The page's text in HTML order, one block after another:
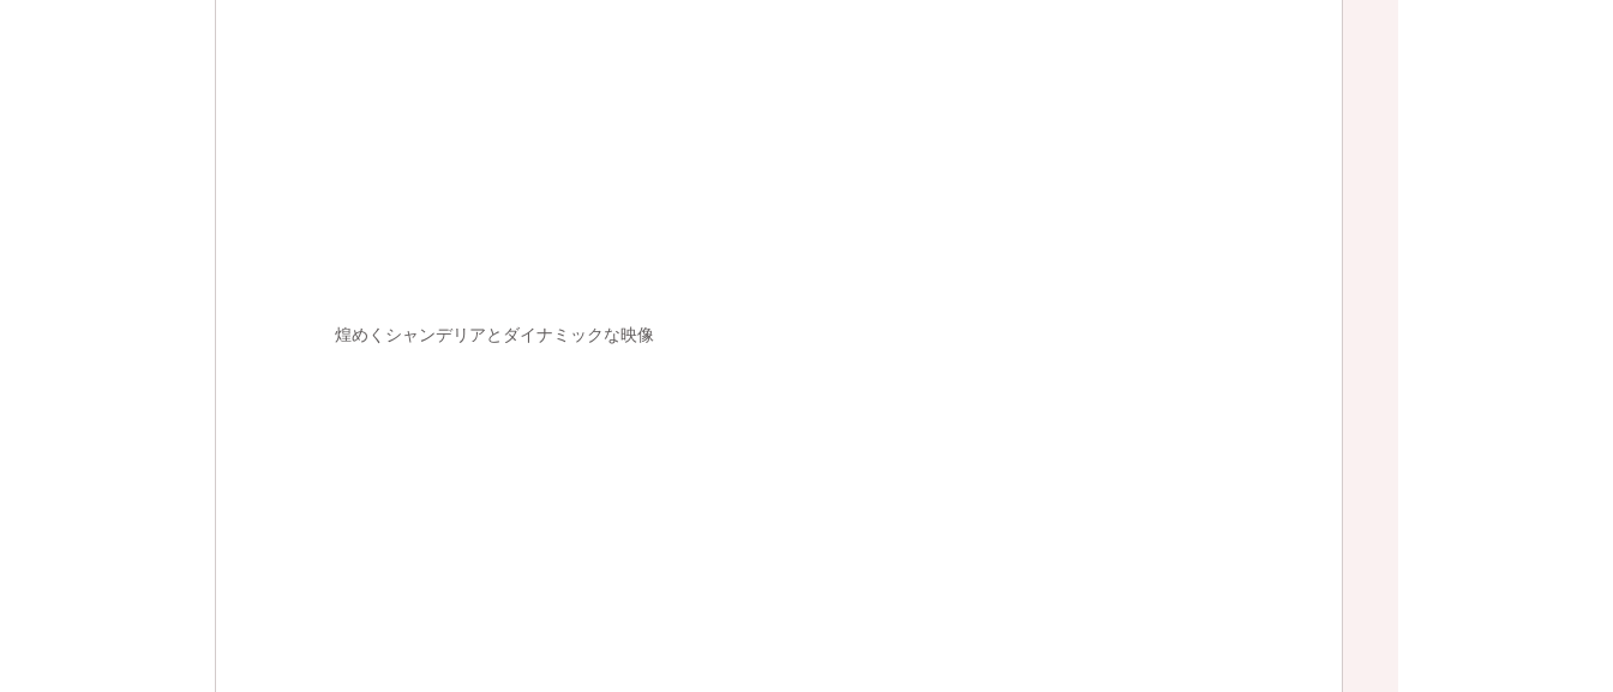
煌めくシャンデリアとダイナミックな映像